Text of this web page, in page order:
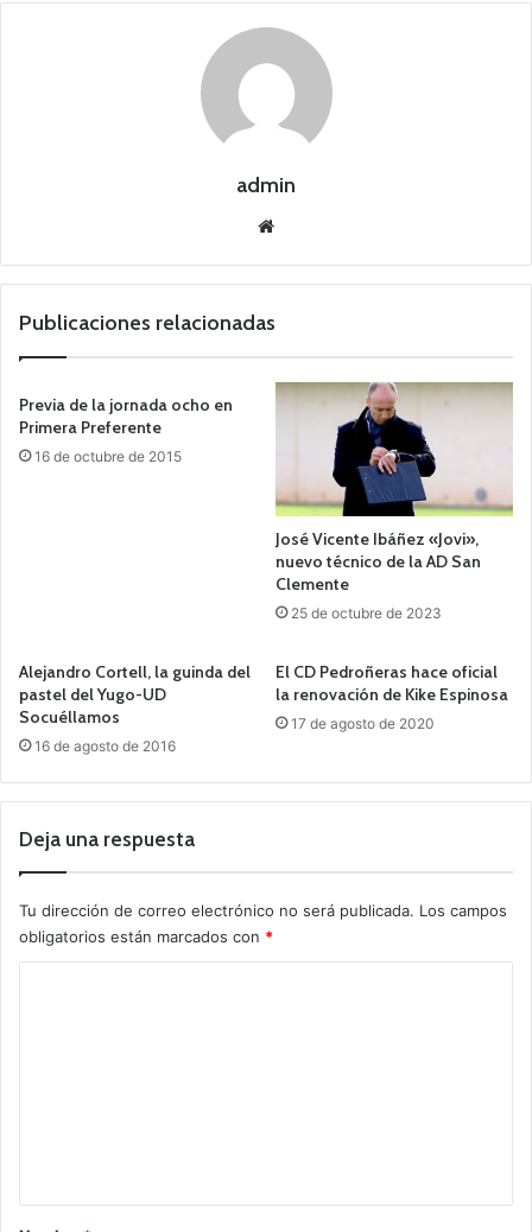
admin
we
Publicaciones relacionadas
Previa de la jornada ocho en
Primera Preferente
16 de octubre de 2015
José Vicente Ibáñez «Jovi»,
nuevo técnico de la AD San
Clemente
25 de octubre de 2023
Alejandro Cortell, la guinda del
pastel del Yugo-UD
Socuéllamos
16 de agosto de 2016
El CD Pedroñeras hace oficial
la renovación de Kike Espinosa
17 de agosto de 2020
Deja una respuesta
Tu dirección de correo electrónico no será publicada. Los campos
obligatorios están marcados con *
r